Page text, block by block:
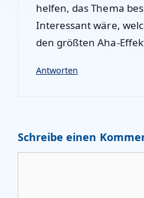
helfen, das Thema
Interessant wäre,
den größten Aha-
Antworten
Schreibe einen